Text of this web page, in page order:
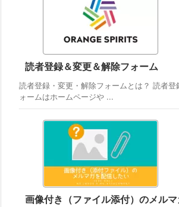
読者登録＆変更＆解除フォーム
読者登録・変更・解除フォームとは？ 読者登
ォームはホームページや ...
画像付き（ファイル添付）のメル